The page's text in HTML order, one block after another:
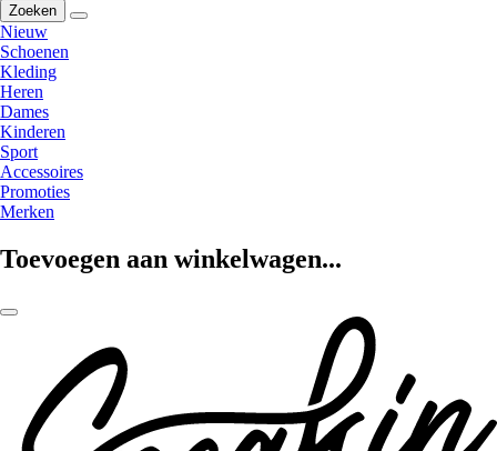
Zoeken
Nieuw
Schoenen
Kleding
Heren
Dames
Kinderen
Sport
Accessoires
Promoties
Merken
Toevoegen aan winkelwagen...